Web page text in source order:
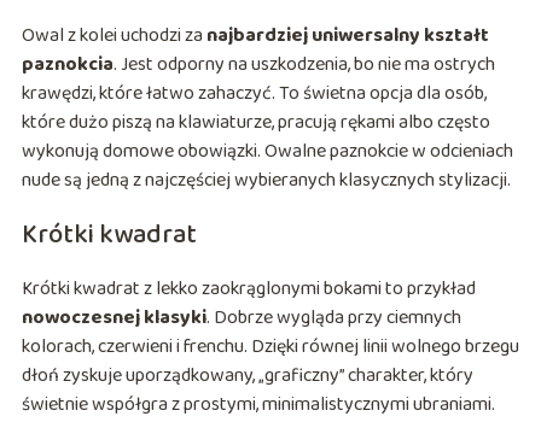
Owal z kolei uchodzi za najbardziej uniwersalny kształt
paznokcia. Jest odporny na uszkodzenia, bo nie ma ostrych
krawędzi, które łatwo zahaczyć. To świetna opcja dla osób,
które dużo piszą na klawiaturze, pracują rękami albo często
wykonują domowe obowiązki. Owalne paznokcie w odcieniach
nude są jedną z najczęściej wybieranych klasycznych stylizacji.
Krótki kwadrat
Krótki kwadrat z lekko zaokrąglonymi bokami to przykład
nowoczesnej klasyki. Dobrze wygląda przy ciemnych
kolorach, czerwieni i frenchu. Dzięki równej linii wolnego brzegu
dłoń zyskuje uporządkowany, „graficzny” charakter, który
świetnie współgra z prostymi, minimalistycznymi ubraniami.